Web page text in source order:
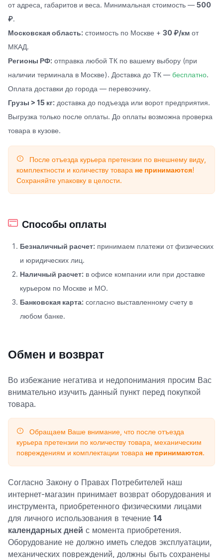
от адреса, габаритов и веса. Минимальная стоимость — 500
₽.
Московская область: стоимость по Москве + 30 ₽/км от
МКАД.
Регионы РФ: отправка любой ТК по вашему выбору (при
наличии терминала в Москве). Доставка до ТК — бесплатно.
Оплата доставки до города — перевозчику.
Грузы > 15 кг: доставка до подъезда или ворот предприятия.
Выгрузка только после оплаты. До оплаты возможна проверка
товара в кузове.
После отъезда курьера претензии по внешнему виду,
комплектности и количеству товара не принимаются!
Сохраняйте упаковку в целости.
Способы оплаты
Безналичный расчет: принимаем платежи от физических
и юридических лиц.
Наличный расчет: в офисе компании или при доставке
курьером по Москве и МО.
Банковская карта: согласно выставленному счету в
любом банке.
Обмен и возврат
Во избежание негатива и недопонимания просим Вас
внимательно изучить данный пункт перед покупкой
товара.
Обращаем Ваше внимание, что после отъезда
курьера претензии по количеству товара, механическим
повреждениям и комплектации товара не принимаются.
Согласно Закону о Правах Потребителей наш
интернет-магазин принимает возврат оборудования и
инструмента, приобретенного физическими лицами
для личного использования в течение 14
календарных дней с момента приобретения.
Оборудование не должно иметь следов эксплуатации,
механических повреждений, должны быть сохранены